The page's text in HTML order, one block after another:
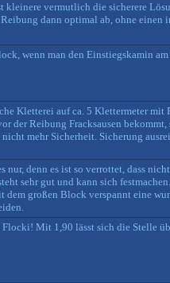
kleinere vermutlich die sicherere
dann optimal ab, ohne einen
wenn man den Einstiegskamin
Kletterei auf ca. 5 Klettermeter mit
der Reibung Fracksausen
mehr Sicherheit. Sicherung
denn es ist so verrottet, dass
sehr gut und kann sich
großen Block verspannt eine
Flocki! Mit 1,90 lässt sich die Stelle